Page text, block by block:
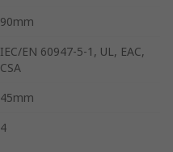
90mm
IEC/EN 60947-5-1, UL, EAC,
CSA
45mm
4